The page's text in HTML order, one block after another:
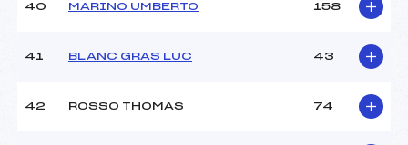
40 MARINO UMBERTO 158
41 BLANC GRAS LUC 43
42 ROSSO THOMAS 74